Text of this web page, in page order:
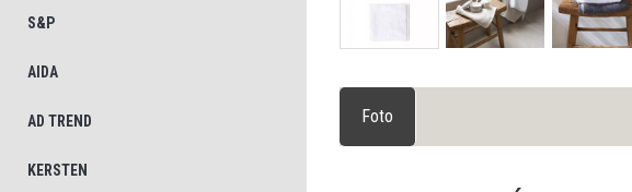
S&P
AIDA
AD TREND
KERSTEN
Foto